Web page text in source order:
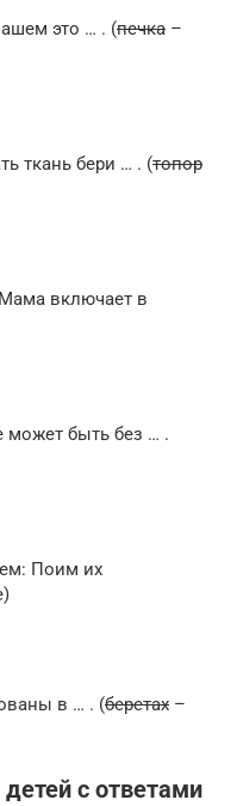
это … . (печка –
ткань бери … . (топор
включает в
может быть без … .
Поим их
в … . (беретах –
с ответами